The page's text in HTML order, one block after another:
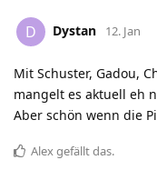
D Dystan 12. Jan
Mit Schuster, Gadou,
mangelt es aktuell eh
Aber schön wenn die
Alexgefällt das.